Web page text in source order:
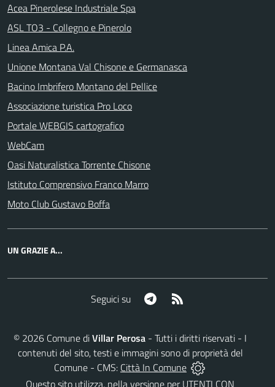
Acea Pinerolese Industriale Spa
ASL TO3 - Collegno e Pinerolo
Linea Amica P.A.
Unione Montana Val Chisone e Germanasca
Bacino Imbrifero Montano del Pellice
Associazione turistica Pro Loco
Portale WEBGIS cartografico
WebCam
Oasi Naturalistica Torrente Chisone
Istituto Comprensivo Franco Marro
Moto Club Gustavo Boffa
UN GRAZIE A...
Seguici su Telegram
© 2026 Comune diVillar Perosa - Tutti i diritti riservati - I
contenuti del sito, testi e immagini sono di proprietà del
Comune - CMS: Città In Comune